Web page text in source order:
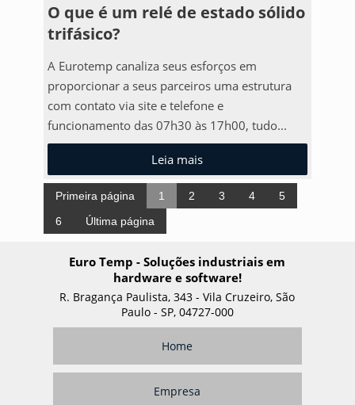
O que é um relé de estado sólido
trifásico?
A Eurotemp canaliza seus esforços em
proporcionar a seus parceiros uma estrutura
com contato via site e telefone e
funcionamento das 07h30 às 17h00, tudo...
Leia mais
Primeira página 1 2 3 4
5
6
Última página
Euro Temp - Soluções industriais em
hardware e software!
R. Bragança Paulista, 343 - Vila Cruzeiro, São
Paulo - SP, 04727-000
Home
Empresa